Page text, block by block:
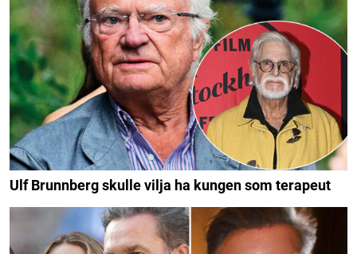
Ulf Brunnberg skulle vilja ha kungen som terapeut